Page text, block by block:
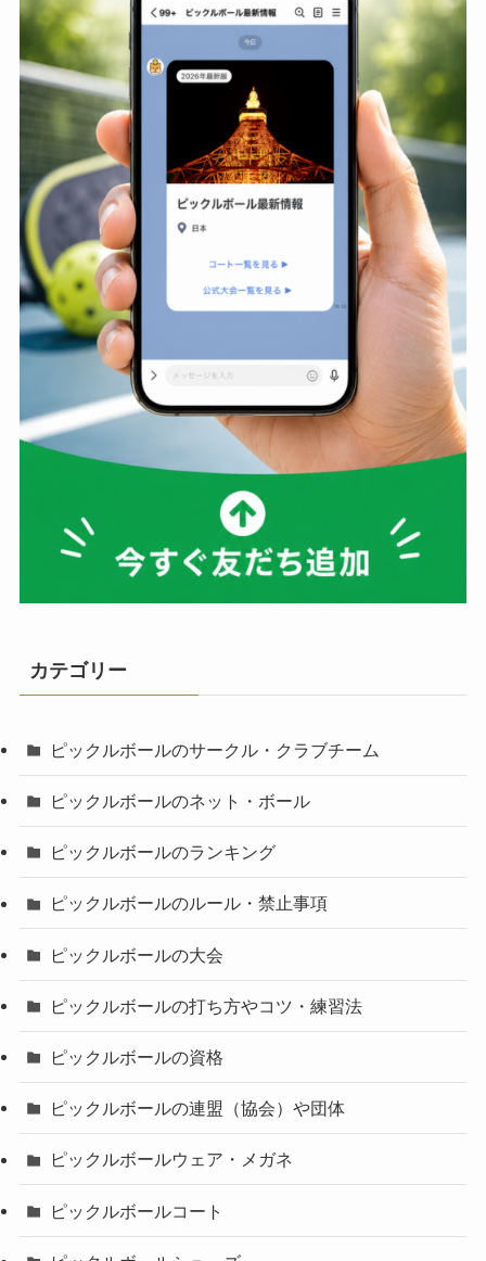
カテゴリー
ピックルボールのサークル・クラブチーム
ピックルボールのネット・ボール
ピックルボールのランキング
ピックルボールのルール・禁止事項
ピックルボールの大会
ピックルボールの打ち方やコツ・練習法
ピックルボールの資格
ピックルボールの連盟（協会）や団体
ピックルボールウェア・メガネ
ピックルボールコート